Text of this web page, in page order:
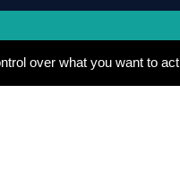
Conditions
over what you want to